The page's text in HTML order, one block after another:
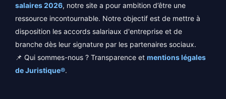
salaires 2026, notre site a pour ambition d’être une
ressource incontournable. Notre objectif est de mettre à
disposition les accords salariaux d'entreprise et de
branche dès leur signature par les partenaires sociaux.
📌 Qui sommes-nous ? Transparence et mentions légales
de Juristique®.